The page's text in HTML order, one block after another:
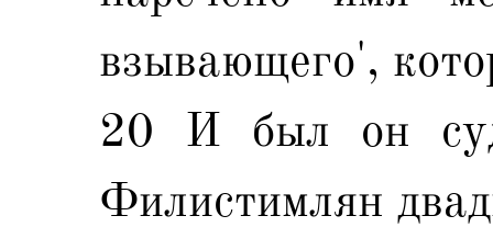
взывающего',
20 И был он
Филистимлян